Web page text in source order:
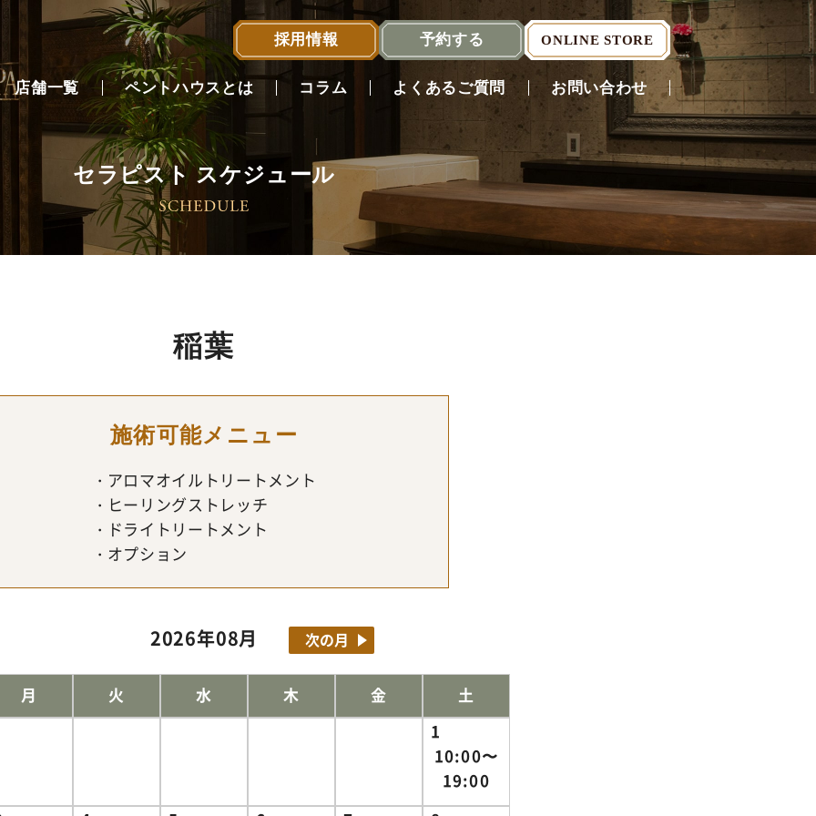
採用情報 予約する
店舗一覧へ Reserve
（English）
ONLINE STORE
店舗一覧 ペントハウスとは コラム よくあるご質問 お問い合わせ
セラピスト スケジュール
稲葉
施術可能メニュー
アロマオイルトリートメント
ヒーリングストレッチ
ドライトリートメント
オプション
次の月
2026年08月
月 火 水 木 金
土
1
10:00〜
19:00